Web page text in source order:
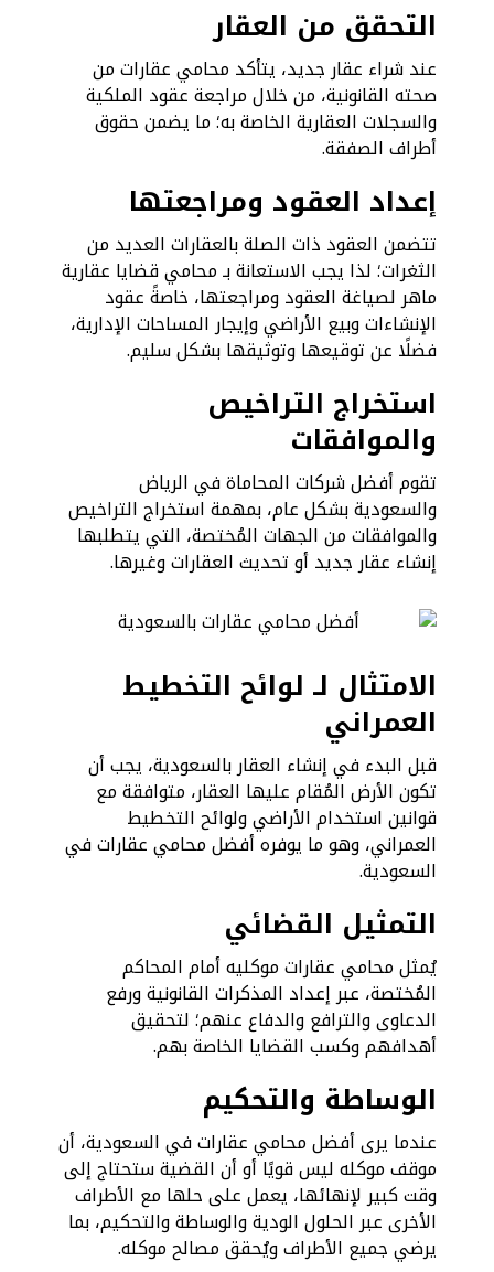
التحقق من العقار
عند شراء عقار جديد، يتأكد محامي عقارات من
صحته القانونية، من خلال مراجعة عقود الملكية
والسجلات العقارية الخاصة به؛ ما يضمن حقوق
أطراف الصفقة.
إعداد العقود ومراجعتها
تتضمن العقود ذات الصلة بالعقارات العديد من
الثغرات؛ لذا يجب الاستعانة بـمحامي قضايا عقارية
ماهر لصياغة العقود ومراجعتها، خاصةً عقود
الإنشاءات وبيع الأراضي وإيجار المساحات الإدارية،
فضلًا عن توقيعها وتوثيقها بشكل سليم.
استخراج التراخيص
والموافقات
تقوم أفضل شركات المحاماة في الرياض
والسعودية بشكل عام، بمهمة استخراج التراخيص
والموافقات من الجهات المُختصة، التي يتطلبها
إنشاء عقار جديد أو تحديث العقارات وغيرها.
الامتثال لـ لوائح التخطيط
العمراني
قبل البدء في إنشاء العقار بالسعودية، يجب أن
تكون الأرض المُقام عليها العقار، متوافقة مع
قوانين استخدام الأراضي ولوائح التخطيط
العمراني، وهو ما يوفره أفضل محامي عقارات في
السعودية.
التمثيل القضائي
يُمثل محامي عقارات موكليه أمام المحاكم
المُختصة، عبر إعداد المذكرات القانونية ورفع
الدعاوى والترافع والدفاع عنهم؛ لتحقيق
أهدافهم وكسب القضايا الخاصة بهم.
الوساطة والتحكيم
عندما يرى أفضل محامي عقارات في السعودية، أن
موقف موكله ليس قويًا أو أن القضية ستحتاج إلى
وقت كبير لإنهائها، يعمل على حلها مع الأطراف
الأخرى عبر الحلول الودية والوساطة والتحكيم، بما
يرضي جميع الأطراف ويُحقق مصالح موكله.